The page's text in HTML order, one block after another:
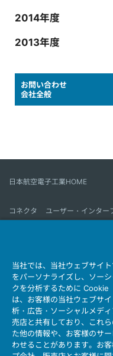
2014年度
2013年度
お問い合わせ
会社全般
日本航空電子工業HOME
コネクタ
ユーザー・インター
会社情報 サステナビリティ
製品情報新着一覧
サイトマッ
個人情報保護ポリシー
JAE
ウェブアクセシビリティ方針
当社では、当社ウェブサイ
をパーソナライズし、ソー
クを分析するために Cookie
は、お客様の当社ウェブサ
析・広告・ソーシャルメデ
売店と共有しており、これ
た他の情報や、お客様のサ
わせることがあります。お